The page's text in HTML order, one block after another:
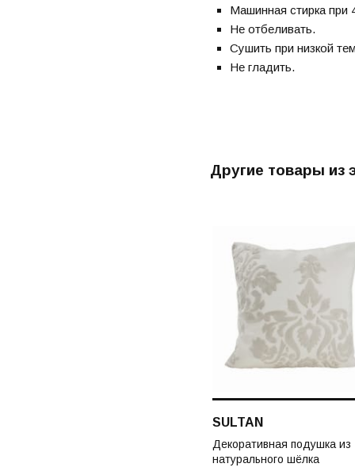
Машинная стирка при
Не отбеливать.
Сушить при низкой
Не гладить.
Другие товары из
SULTAN
Декоративная подушка из
натурального шёлка